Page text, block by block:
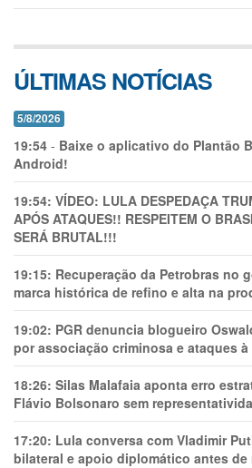
ÚLTIMAS NOTÍCIAS
5/8/2026
19:54 - Baixe o aplicativo do Plantão
Android!
19:54: VÍDEO: LULA DESPEDAÇA
APÓS ATAQUES!! RESPEITEM O
SERÁ BRUTAL!!!
19:15: Recuperação da Petrobras no
marca histórica de refino e alta na
19:02: PGR denuncia blogueiro
por associação criminosa e ataques à
18:26: Silas Malafaia aponta erro
Flávio Bolsonaro sem
17:20: Lula conversa com Vladimir
bilateral e apoio diplomático antes de